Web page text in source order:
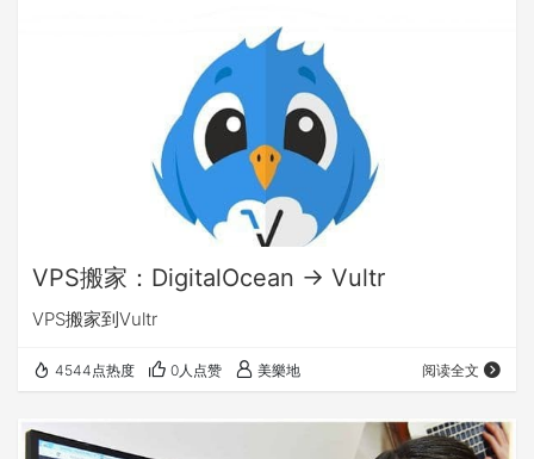
VPS搬家：DigitalOcean -> Vultr
VPS搬家到Vultr
4544点热度 0人点赞 美樂地 阅读全文